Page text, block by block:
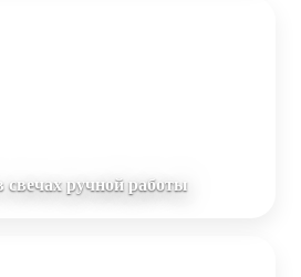
ручной работы